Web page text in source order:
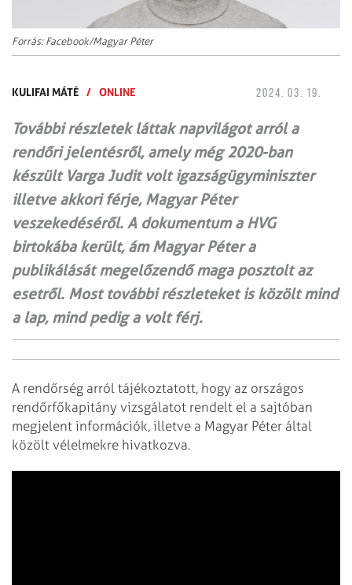
Forrás: Facebook/Magyar Péter
KULIFAI MÁTÉ / ONLINE 2024. 03. 19.
További részletek láttak napvilágot arról a
rendőri jelentésről, amely még 2020-ban
készült Varga Judit volt igazságügyminiszter
illetve akkori férje, Magyar Péter
veszekedéséről. A dokumentum a HVG
birtokába került, ám Magyar Péter a
publikálását megelőzendő maga posztolt az
esetről. Most további részleteket is közölt mind
a lap, mind pedig a volt férj.
A rendőrség arról tájékoztatott, hogy az országos
rendőrfőkapitány vizsgálatot rendelt el a sajtóban
megjelent információk, illetve a Magyar Péter által
közölt vélelmekre hivatkozva.